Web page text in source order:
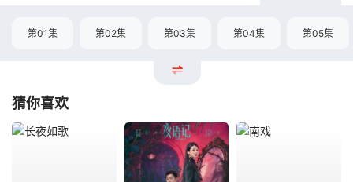
第01集 第02集 第03集 第04集 第05集
猜你喜欢